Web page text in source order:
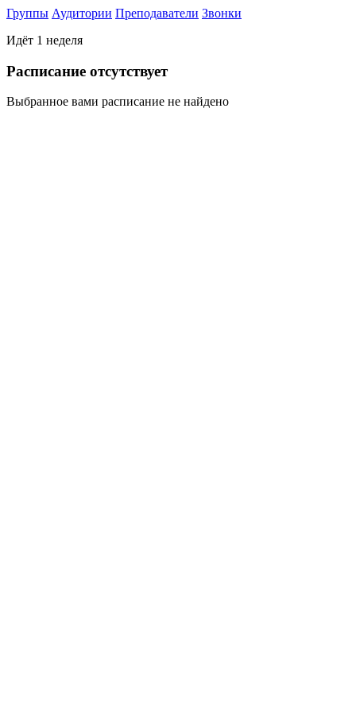
Группы Аудитории Преподаватели Звонки
Идёт 1 неделя
Раcписание отсутствует
Выбранное вами расписание не найдено